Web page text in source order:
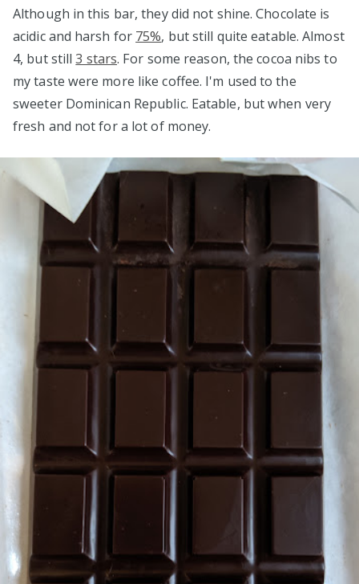
Although in this bar, they did not shine. Chocolate is
acidic and harsh for 75%, but still quite eatable. Almost
4, but still3 stars. For some reason, the cocoa nibs to
my taste were more like coffee. I'm used to the
sweeter Dominican Republic. Eatable, but when very
fresh and not for a lot of money.